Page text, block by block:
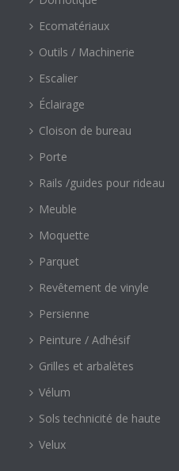
Ecomatériaux
Outils / Machinerie
Escalier
Éclairage
Cloison de bureau
Porte
Rails /guides pour rideau
Meuble
Moquette
Parquet
Revêtement de vinyle
Persienne
Peinture / Adhésif
Grilles et arbalètes
Vélum
Sols technicité de haute
Velux